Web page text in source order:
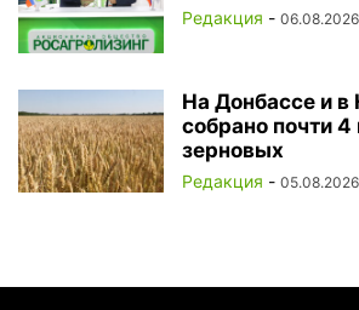
Редакция - 06.08.2026
На Донбассе и в
собрано почти 4
зерновых
Редакция - 05.08.2026